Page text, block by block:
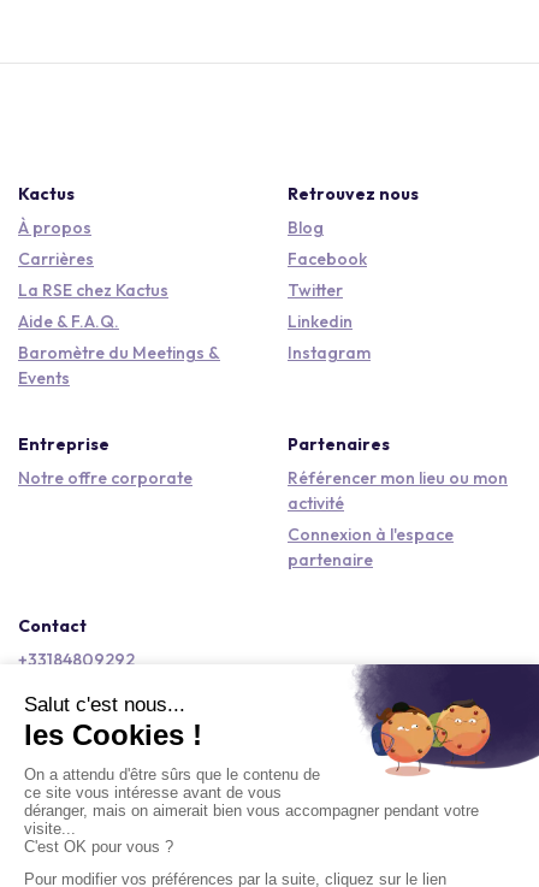
Kactus
À propos
Carrières
La RSE chez Kactus
Aide & F.A.Q.
Baromètre du Meetings &
Events
Retrouvez nous
Blog
Facebook
Twitter
Linkedin
Instagram
Entreprise
Notre offre corporate
Partenaires
Référencer mon lieu ou mon
activité
Connexion à l'espace
partenaire
Contact
+33184809292
Copyright © 2026 Kactus Tous droits réservés
Conditions générales d'utilisation
Mentions légales
Signaler un contenu